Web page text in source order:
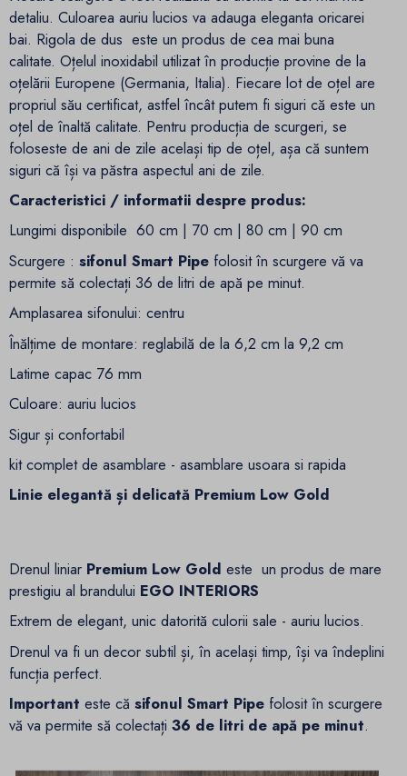
detaliu. Culoarea auriu lucios va adauga eleganta oricarei
bai. Rigola de dus este un produs de cea mai buna
calitate. Oțelul inoxidabil utilizat în producție provine de la
oțelării Europene (Germania, Italia). Fiecare lot de oțel are
propriul său certificat, astfel încât putem fi siguri că este un
oțel de înaltă calitate. Pentru producția de scurgeri, se
foloseste de ani de zile același tip de oțel, așa că suntem
siguri că își va păstra aspectul ani de zile.
Caracteristici / informatii despre produs:
Lungimi disponibile 60 cm | 70 cm | 80 cm | 90 cm
Scurgere : sifonul Smart Pipe folosit în scurgere vă va
permite să colectați 36 de litri de apă pe minut.
Amplasarea sifonului: centru
Înălțime de montare: reglabilă de la 6,2 cm la 9,2 cm
Latime capac 76 mm
Culoare: auriu lucios
Sigur și confortabil
kit complet de asamblare - asamblare usoara si rapida
Linie elegantă și delicată Premium Low Gold
Drenul liniar Premium Low Gold este un produs de mare
prestigiu al brandului EGO INTERIORS
Extrem de elegant, unic datorită culorii sale - auriu lucios.
Drenul va fi un decor subtil și, în același timp, își va îndeplini
funcția perfect.
Important este că sifonul Smart Pipe folosit în scurgere
vă va permite să colectați 36 de litri de apă pe minut.